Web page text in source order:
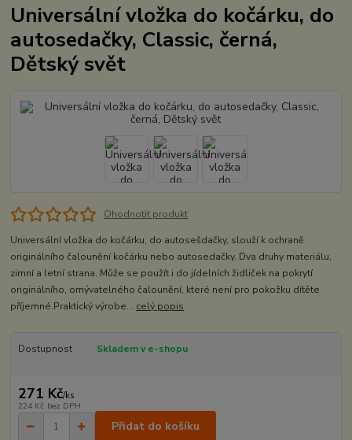
Universální vložka do kočárku, do
autosedačky, Classic, černá,
Dětský svět
Ohodnotit produkt
Universální vložka do kočárku, do autosešdačky, slouží k ochraně
originálního čalounění kočárku nebo autosedačky. Dva druhy materiálu,
zimní a letní strana. Může se použít i do jídelních židliček na pokrytí
originálního, omývatelného čalounění, které není pro pokožku dítěte
příjemné.Praktický výrobe... celý popis
Dostupnost Skladem v e-shopu
271 Kč/ks
224 Kč bez DPH
Přidat do košíku